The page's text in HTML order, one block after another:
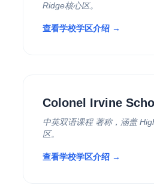
Ridge核心区。
查看学校学区介绍 →
Colonel Irvine
中英双语课程 著称，涵盖
区。
查看学校学区介绍 →